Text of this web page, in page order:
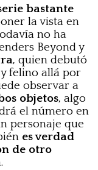
bastante
la vista en
no ha
Beyond y
, quien debutó
felino allá por
observar a
objetos, algo
el número en
personaje que
es verdad
de otro